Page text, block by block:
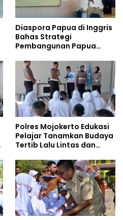
Diaspora Papua di Inggris
Bahas Strategi
Pembangunan Papua
Doktoral Internasional
Polres Mojokerto Edukasi
Pelajar Tanamkan Budaya
Tertib Lalu Lintas dan